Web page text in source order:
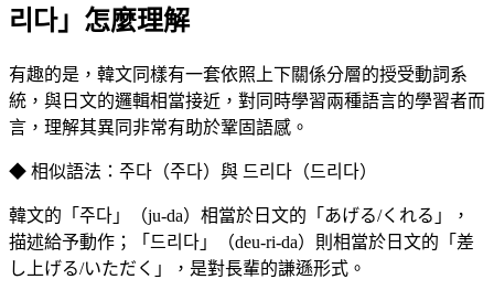
리다」怎麼理解
有趣的是，韓文同樣有一套依照上下關係分層的授受動詞系
統，與日文的邏輯相當接近，對同時學習兩種語言的學習者而
言，理解其異同非常有助於鞏固語感。
◆ 相似語法：주다（주다）與 드리다（드리다）
韓文的「주다」（ju-da）相當於日文的「あげる/くれる」，
描述給予動作；「드리다」（deu-ri-da）則相當於日文的「差
し上げる/いただく」，是對長輩的謙遜形式。